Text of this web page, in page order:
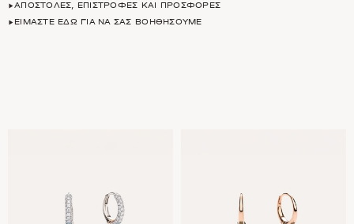
ΑΠΟΣΤΟΛΈΣ, ΕΠΙΣΤΡΟΦΈΣ ΚΑΙ ΠΡΟΣΦΟΡΈΣ
ΕΊΜΑΣΤΕ ΕΔΏ ΓΙΑ ΝΑ ΣΑΣ ΒΟΗΘΉΣΟΥΜΕ